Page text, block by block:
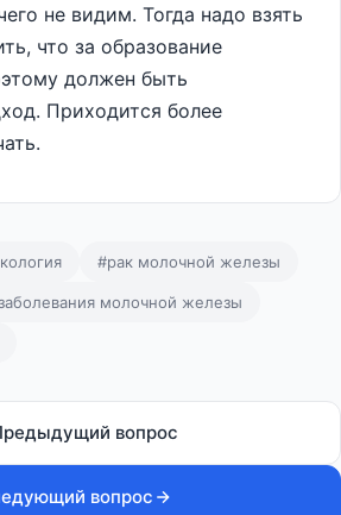
не видим. Тогда надо взять
что за образование
должен быть
Приходится более
#рак молочной железы
молочной железы
вопрос
вопрос